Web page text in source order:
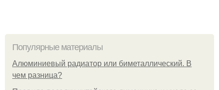
Популярные материалы
Алюминиевый радиатор или биметаллический. В
чем разница?